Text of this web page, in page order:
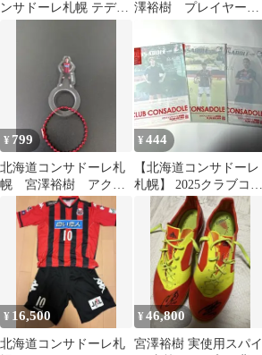
ンサドーレ札幌 テディ 澤裕樹 プレイヤーズ
¥ 799
北海道コンサドーレ札
幌 宮澤裕樹 アクリ
ルリング
¥444
【北海道コンサドーレ
札幌】 2025クラブコン
サドーレ情報誌
¥ 16,500
北海道コンサドーレ札
¥46,800
宮澤裕樹 実使用スパイ